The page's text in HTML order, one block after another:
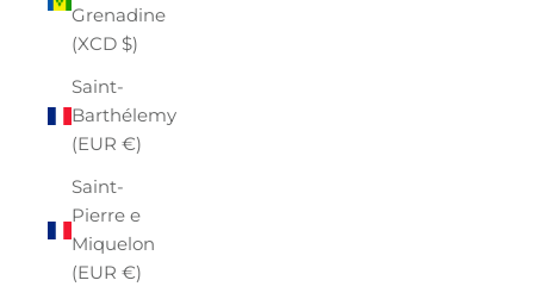
Grenadine
(XCD $)
Saint-
Barthélemy
(EUR €)
Saint-
Pierre e
Miquelon
(EUR €)